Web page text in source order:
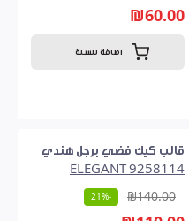
₪60.00
اضافة للسلة
قالب كيك فضي برجل هندي
ELEGANT 9258114
₪140.00
-21%